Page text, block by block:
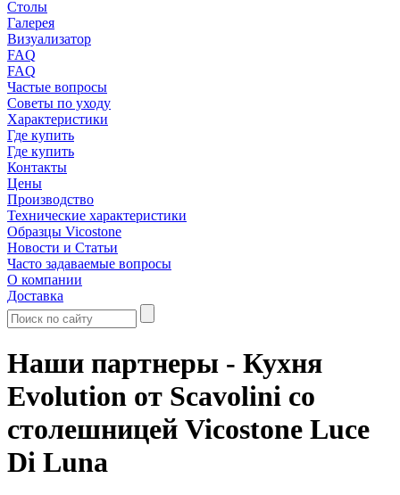
Столы
Галерея
Визуализатор
FAQ
FAQ
Частые вопросы
Советы по уходу
Характеристики
Где купить
Где купить
Контакты
Цены
Производство
Технические характеристики
Образцы Vicostone
Новости и Статьи
Часто задаваемые вопросы
О компании
Доставка
Наши партнеры - Кухня
Evolution от Scavolini со
столешницей Vicostone Luce
Di Luna